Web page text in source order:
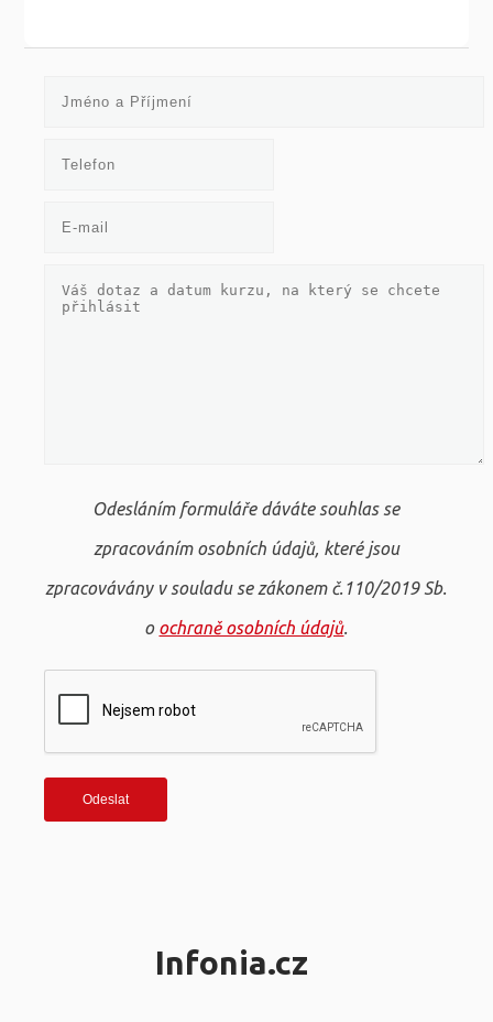
Odesláním formuláře dáváte souhlas se
zpracováním osobních údajů, které jsou
zpracovávány v souladu se zákonem č.110/2019 Sb.
o ochraně osobních údajů.
Infonia.cz